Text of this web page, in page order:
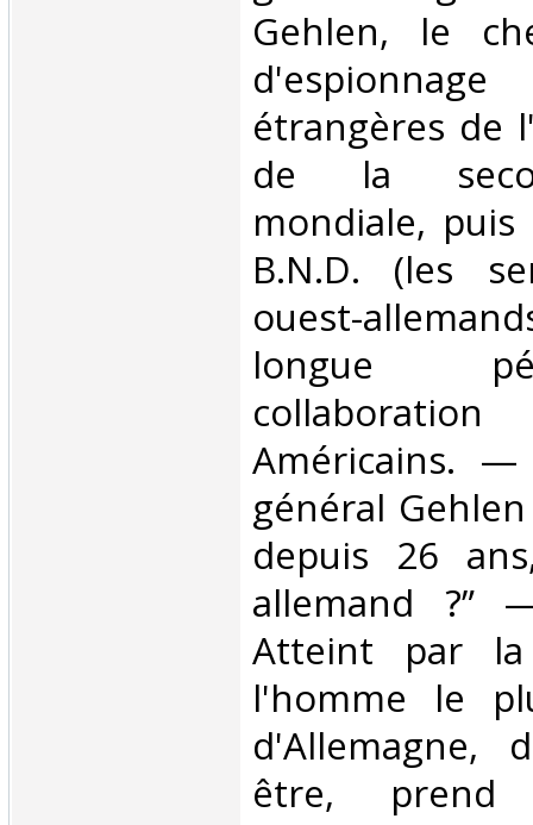
Gehlen, le
étrangères de
de la
mondiale,
B.N.D. (les
ouest-
longue
Américains. —
général
depuis 26
allemand ?”
Atteint par
l'homme le
d'Allemagne,
être, prend